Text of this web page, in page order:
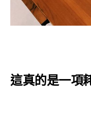
這真的是一項